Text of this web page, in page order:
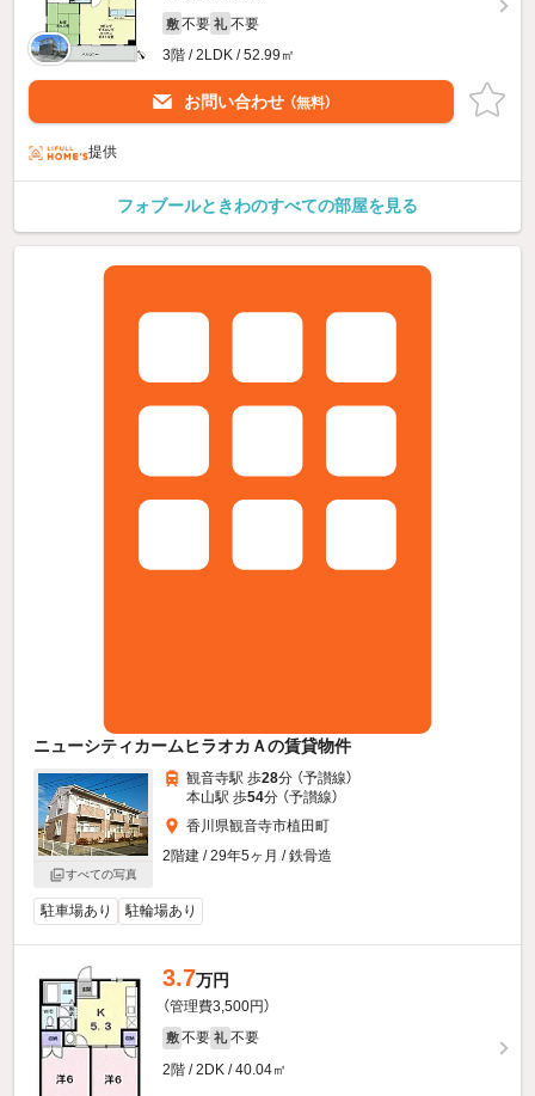
敷 不要 礼 不要
3階 / 2LDK / 52.99㎡
お問い合わせ （無料）
提供
フォブールときわのすべての部屋を見る
ニューシティカームヒラオカＡの賃貸物件
すべての写真
観音寺駅 歩28分 （予讃線）
本山駅 歩54分 （予讃線）
香川県観音寺市植田町
2階建 / 29年5ヶ月 / 鉄骨造
駐車場あり 駐輪場あり
3.7万円
（管理費3,500円）
敷 不要 礼 不要
2階 / 2DK / 40.04㎡